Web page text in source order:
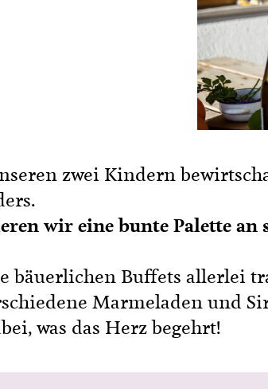

zwei Kindern
wir eine bunte Palette an
bäuerlichen Buffets allerlei
Marmeladen und
was das Herz begehrt!